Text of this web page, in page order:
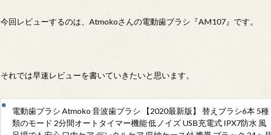
今回レビューするのは、Atmokoさんの電動歯ブラシ『AM107』です。
それでは早速レビューを書いていきたいと思います。
電動歯ブラシ Atmoko 音波歯ブラシ 【2020最新版】 替えブラシ6本 5種
類のモード 2分間オートタイマー機能 低ノイズ USB充電式 IPX7防水 風